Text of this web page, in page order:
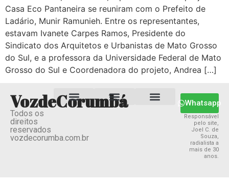
Casa Eco Pantaneira se reuniram com o Prefeito de
Ladário, Munir Ramunieh. Entre os representantes,
estavam Ivanete Carpes Ramos, Presidente do
Sindicato dos Arquitetos e Urbanistas de Mato Grosso
do Sul, e a professora da Universidade Federal de Mato
Grosso do Sul e Coordenadora do projeto, Andrea […]
VozdeCorumbá
Todos os
direitos
reservados
vozdecorumba.com.br
Whatsapp
Responsável
pelo site,
Joel C. de
Souza,
radialista a
mais de 30
anos.